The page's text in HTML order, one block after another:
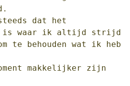
dat het
is waar ik altijd strijd
te behouden wat ik heb
makkelijker zijn